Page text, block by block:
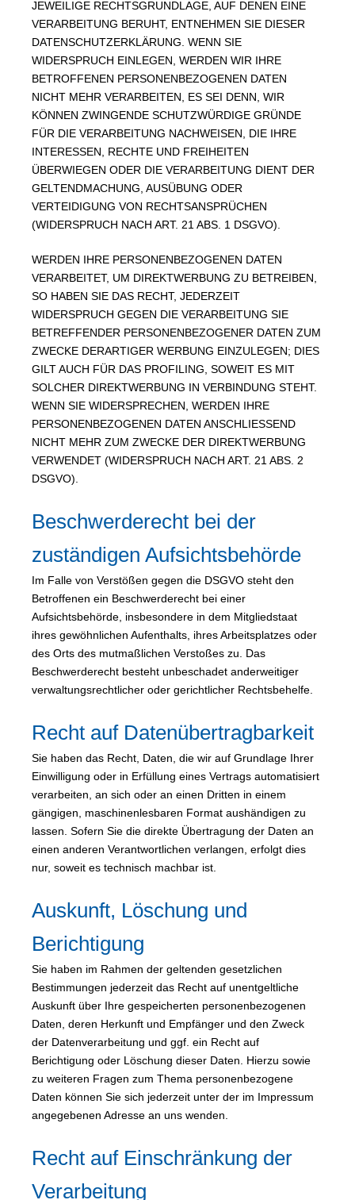
JEWEILIGE RECHTSGRUNDLAGE, AUF DENEN EINE
VERARBEITUNG BERUHT, ENTNEHMEN SIE DIESER
DATENSCHUTZERKLÄRUNG. WENN SIE
WIDERSPRUCH EINLEGEN, WERDEN WIR IHRE
BETROFFENEN PERSONENBEZOGENEN DATEN
NICHT MEHR VERARBEITEN, ES SEI DENN, WIR
KÖNNEN ZWINGENDE SCHUTZWÜRDIGE GRÜNDE
FÜR DIE VERARBEITUNG NACHWEISEN, DIE IHRE
INTERESSEN, RECHTE UND FREIHEITEN
ÜBERWIEGEN ODER DIE VERARBEITUNG DIENT DER
GELTENDMACHUNG, AUSÜBUNG ODER
VERTEIDIGUNG VON RECHTSANSPRÜCHEN
(WIDERSPRUCH NACH ART. 21 ABS. 1 DSGVO).
WERDEN IHRE PERSONENBEZOGENEN DATEN
VERARBEITET, UM DIREKTWERBUNG ZU BETREIBEN,
SO HABEN SIE DAS RECHT, JEDERZEIT
WIDERSPRUCH GEGEN DIE VERARBEITUNG SIE
BETREFFENDER PERSONENBEZOGENER DATEN ZUM
ZWECKE DERARTIGER WERBUNG EINZULEGEN; DIES
GILT AUCH FÜR DAS PROFILING, SOWEIT ES MIT
SOLCHER DIREKTWERBUNG IN VERBINDUNG STEHT.
WENN SIE WIDERSPRECHEN, WERDEN IHRE
PERSONENBEZOGENEN DATEN ANSCHLIESSEND
NICHT MEHR ZUM ZWECKE DER DIREKTWERBUNG
VERWENDET (WIDERSPRUCH NACH ART. 21 ABS. 2
DSGVO).
Beschwerderecht bei der
zuständigen Aufsichtsbehörde
Im Falle von Verstößen gegen die DSGVO steht den
Betroffenen ein Beschwerderecht bei einer
Aufsichtsbehörde, insbesondere in dem Mitgliedstaat
ihres gewöhnlichen Aufenthalts, ihres Arbeitsplatzes oder
des Orts des mutmaßlichen Verstoßes zu. Das
Beschwerderecht besteht unbeschadet anderweitiger
verwaltungsrechtlicher oder gerichtlicher Rechtsbehelfe.
Recht auf Datenübertragbarkeit
Sie haben das Recht, Daten, die wir auf Grundlage Ihrer
Einwilligung oder in Erfüllung eines Vertrags automatisiert
verarbeiten, an sich oder an einen Dritten in einem
gängigen, maschinenlesbaren Format aushändigen zu
lassen. Sofern Sie die direkte Übertragung der Daten an
einen anderen Verantwortlichen verlangen, erfolgt dies
nur, soweit es technisch machbar ist.
Auskunft, Löschung und
Berichtigung
Sie haben im Rahmen der geltenden gesetzlichen
Bestimmungen jederzeit das Recht auf unentgeltliche
Auskunft über Ihre gespeicherten personenbezogenen
Daten, deren Herkunft und Empfänger und den Zweck
der Datenverarbeitung und ggf. ein Recht auf
Berichtigung oder Löschung dieser Daten. Hierzu sowie
zu weiteren Fragen zum Thema personenbezogene
Daten können Sie sich jederzeit unter der im Impressum
angegebenen Adresse an uns wenden.
Recht auf Einschränkung der
Verarbeitung